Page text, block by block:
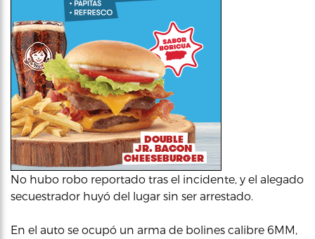
No hubo robo reportado tras el incidente, y el alegado
secuestrador huyó del lugar sin ser arrestado.
En el auto se ocupó un arma de bolines calibre 6MM,